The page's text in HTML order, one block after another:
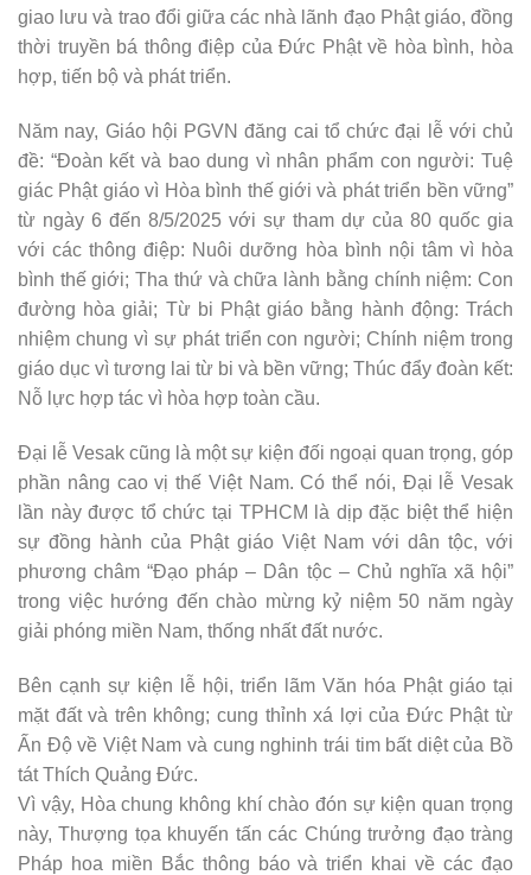
giao lưu và trao đổi giữa các nhà lãnh đạo Phật giáo, đồng
thời truyền bá thông điệp của Đức Phật về hòa bình, hòa
hợp, tiến bộ và phát triển.
Năm nay, Giáo hội PGVN đăng cai tổ chức đại lễ với chủ
đề: “Đoàn kết và bao dung vì nhân phẩm con người: Tuệ
giác Phật giáo vì Hòa bình thế giới và phát triển bền vững”
từ ngày 6 đến 8/5/2025 với sự tham dự của 80 quốc gia
với các thông điệp: Nuôi dưỡng hòa bình nội tâm vì hòa
bình thế giới; Tha thứ và chữa lành bằng chính niệm: Con
đường hòa giải; Từ bi Phật giáo bằng hành động: Trách
nhiệm chung vì sự phát triển con người; Chính niệm trong
giáo dục vì tương lai từ bi và bền vững; Thúc đẩy đoàn kết:
Nỗ lực hợp tác vì hòa hợp toàn cầu.
Đại lễ Vesak cũng là một sự kiện đối ngoại quan trọng, góp
phần nâng cao vị thế Việt Nam. Có thể nói, Đại lễ Vesak
lần này được tổ chức tại TPHCM là dịp đặc biệt thể hiện
sự đồng hành của Phật giáo Việt Nam với dân tộc, với
phương châm “Đạo pháp – Dân tộc – Chủ nghĩa xã hội”
trong việc hướng đến chào mừng kỷ niệm 50 năm ngày
giải phóng miền Nam, thống nhất đất nước.
Bên cạnh sự kiện lễ hội, triển lãm Văn hóa Phật giáo tại
mặt đất và trên không; cung thỉnh xá lợi của Đức Phật từ
Ấn Độ về Việt Nam và cung nghinh trái tim bất diệt của Bồ
tát Thích Quảng Đức.
Vì vậy, Hòa chung không khí chào đón sự kiện quan trọng
này, Thượng tọa khuyến tấn các Chúng trưởng đạo tràng
Pháp hoa miền Bắc thông báo và triển khai về các đạo